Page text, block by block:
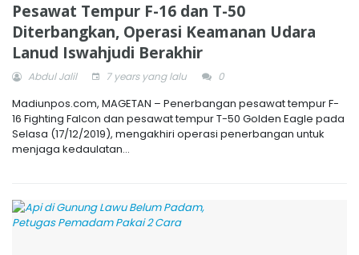
Pesawat Tempur F-16 dan T-50
Diterbangkan, Operasi Keamanan Udara
Lanud Iswahjudi Berakhir
Abdul Jalil 7 years yang lalu 0
Madiunpos.com, MAGETAN – Penerbangan pesawat tempur F-
16 Fighting Falcon dan pesawat tempur T-50 Golden Eagle pada
Selasa (17/12/2019), mengakhiri operasi penerbangan untuk
menjaga kedaulatan...